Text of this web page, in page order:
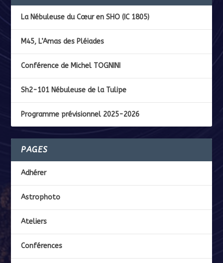
La Nébuleuse du Cœur en SHO (IC 1805)
M45, L’Amas des Pléiades
Conférence de Michel TOGNINI
Sh2-101 Nébuleuse de la Tulipe
Programme prévisionnel 2025-2026
PAGES
Adhérer
Astrophoto
Ateliers
Conférences